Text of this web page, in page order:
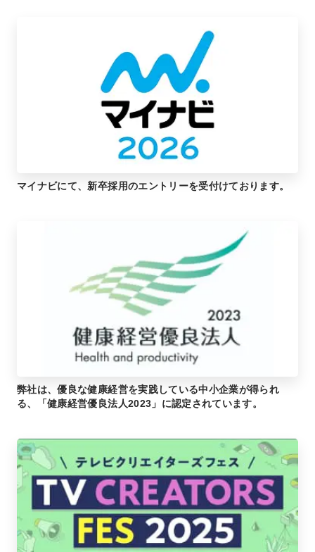
マイナビにて、新卒採用のエントリーを受付けております。
弊社は、優良な健康経営を実践している中小企業が得られ
る、「健康経営優良法人2023」に認定されています。